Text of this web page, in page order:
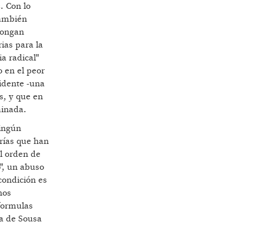
Con lo
para la
radical"
en el peor
-una
y que en
que han
orden de
un abuso
es
de Sousa